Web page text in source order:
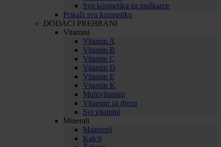
Sva kozmetika za muškarce
Prikaži svu kozmetiku
DODACI PREHRANI
Vitamini
Vitamin A
Vitamin B
Vitamin C
Vitamin D
Vitamin E
Vitamin K
Multivitamini
Vitamini za djecu
Svi vitamini
Minerali
Magnezij
Kalcij